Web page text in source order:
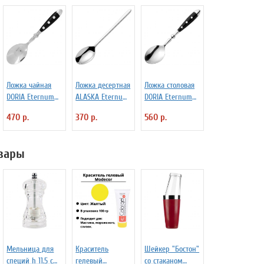
Ложка чайная
DORIA Eternum
470 р.
Ложка десертная
ALASKA Eternum
370 р.
Ложка столовая
DORIA Eternum
560 р.
Мельница для
специй h 11.5 см
Краситель
гелевый
Шейкер "Бостон"
со стаканом